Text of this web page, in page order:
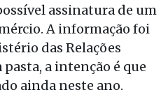
assinatura de um
A informação foi
das Relações
a intenção é que
ainda neste ano.